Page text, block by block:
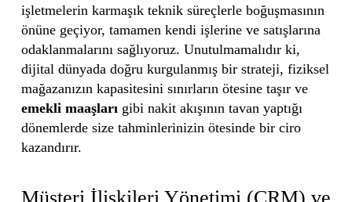
işletmelerin karmaşık teknik süreçlerle boğuşmasının
önüne geçiyor, tamamen kendi işlerine ve satışlarına
odaklanmalarını sağlıyoruz. Unutulmamalıdır ki,
dijital dünyada doğru kurgulanmış bir strateji, fiziksel
mağazanızın kapasitesini sınırların ötesine taşır ve
emekli maaşlarıgibi nakit akışının tavan yaptığı
dönemlerde size tahminlerinizin ötesinde bir ciro
kazandırır.